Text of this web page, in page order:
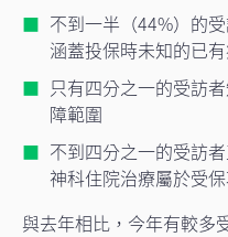
不到一半（44%）的
涵蓋投保時未知的已
只有四分之一的受訪
障範圍
不到四分之一的受訪
神科住院治療屬於受
與去年相比，今年有較多